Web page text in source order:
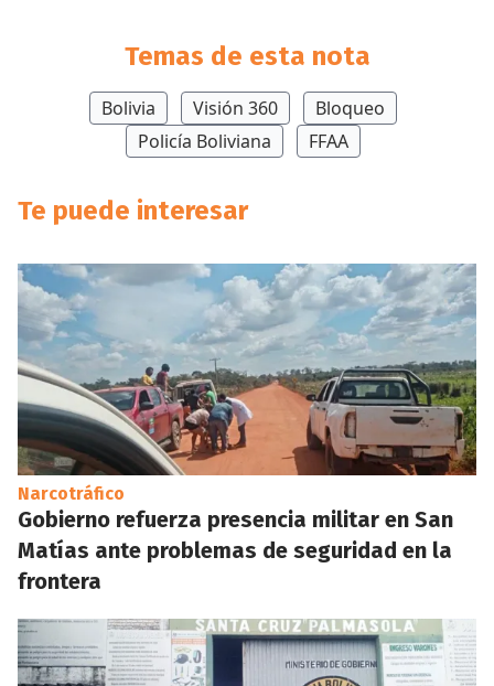
Temas de esta nota
Bolivia Visión 360
Bloqueo
Policía Boliviana
FFAA
Te puede interesar
Narcotráfico
Gobierno refuerza presencia militar en San
Matías ante problemas de seguridad en la
frontera